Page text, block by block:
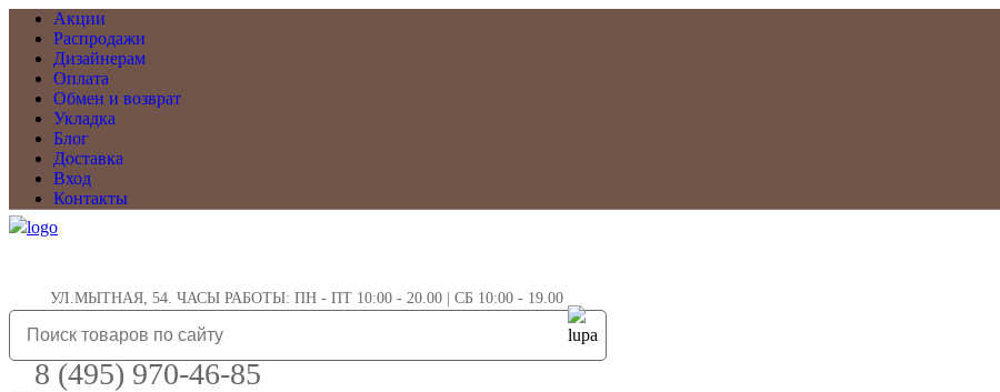
Акции
Распродажи
Дизайнерам
Оплата
Обмен и возврат
Укладка
Блог
Доставка
Вход
Контакты
УЛ.МЫТНАЯ, 54. ЧАСЫ РАБОТЫ: ПН - ПТ 10:00 - 20.00 | СБ 10:00 - 19.00
8 (495) 970-46-85